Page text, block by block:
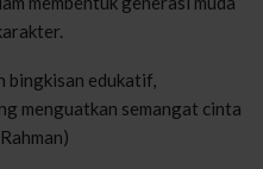
bingkisan edukatif,
menguatkan semangat cinta